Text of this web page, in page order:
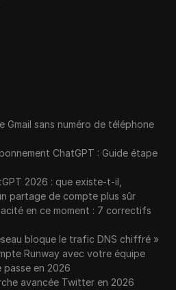
Gmail sans numéro de téléphone
ChatGPT : Guide étape
2026 : que existe-t-il,
partage de compte plus sûr
en ce moment : 7 correctifs
bloque le trafic DNS chiffré »
Runway avec votre équipe
en 2026
avancée Twitter en 2026